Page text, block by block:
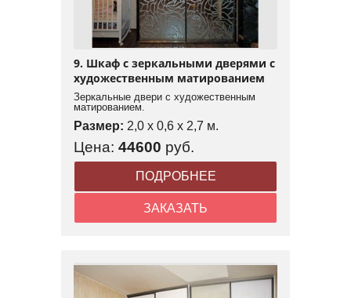
9. Шкаф с зеркальными дверями с
художественным матированием
Зеркальные двери с художественным
матированием.
Размер: 2,0 x 0,6 x 2,7 м.
Цена: 44600 руб.
ПОДРОБНЕЕ
ЗАКАЗАТЬ